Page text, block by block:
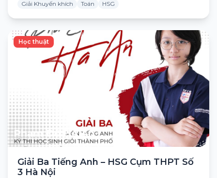
Giải Khuyến khích Toán HSG
Học thuật
Phạm Đỗ Hà An
Giải Ba Tiếng Anh – HSG Cụm THPT Số
3 Hà Nội